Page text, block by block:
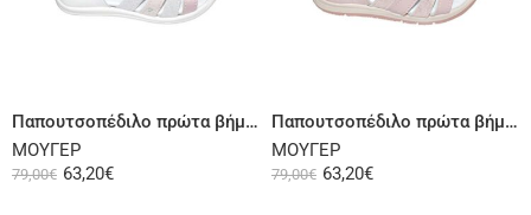
Παπουτσοπέδιλο πρώτα βήματα δερμάτινο λευκό ροζ
ΜΟΥΓΕΡ
79,00€ 63,20€
Παπουτσοπέδιλο πρώτα βήματα δερμάτινο ροζ
ΜΟΥΓΕΡ
79,00€ 63,20€